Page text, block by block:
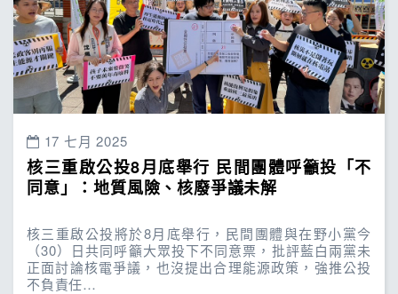
17 七月 2025
核三重啟公投8月底舉行 民間團體呼籲投「不
同意」：地質風險、核廢爭議未解
核三重啟公投將於8月底舉行，民間團體與在野小黨今
（30）日共同呼籲大眾投下不同意票，批評藍白兩黨未
正面討論核電爭議，也沒提出合理能源政策，強推公投
不負責任…